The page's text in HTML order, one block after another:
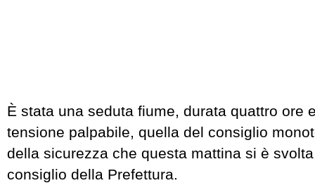
È stata una seduta fiume, durata quattro ore
tensione palpabile, quella del consiglio
della sicurezza che questa mattina si è
consiglio della Prefettura.